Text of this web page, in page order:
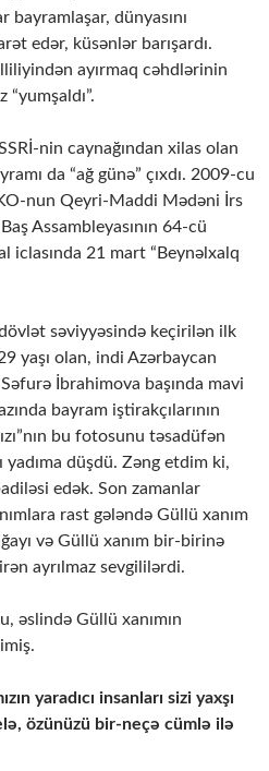
dünyasını
edər, küsənlər barışardı.
ayırmaq cəhdlərinin
“yumşaldı”.
nin caynağından xilas olan
da “ağ günə” çıxdı. 2009-cu
nun Qeyri-Maddi Mədəni İrs
Assambleyasının 64-cü
iclasında 21 mart “Beynəlxalq
səviyyəsində keçirilən ilk
yaşı olan, indi Azərbaycan
İbrahimova başında mavi
bayram iştirakçılarının
bu fotosunu təsadüfən
yadıma düşdü. Zəng etdim ki,
edək. Son zamanlar
rast gələndə Güllü xanım
və Güllü xanım bir-birinə
ayrılmaz sevgililərdi.
əslində Güllü xanımın
yaradıcı insanları sizi yaxşı
özünüzü bir-neçə cümlə ilə